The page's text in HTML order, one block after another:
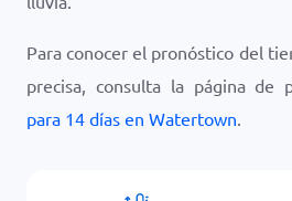
Para conocer el pronóstico del
precisa, consulta la página de
para 14 días en Watertown.